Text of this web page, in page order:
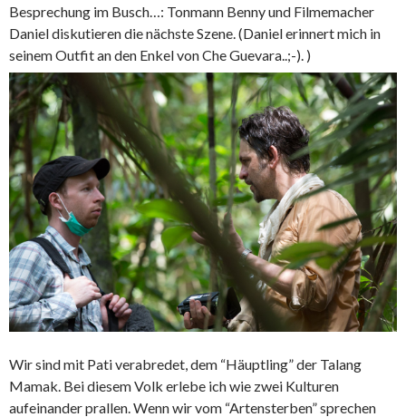
Besprechung im Busch…: Tonmann Benny und Filmemacher
Daniel diskutieren die nächste Szene. (Daniel erinnert mich in
seinem Outfit an den Enkel von Che Guevara..;-). )
Wir sind mit Pati verabredet, dem “Häuptling” der Talang
Mamak. Bei diesem Volk erlebe ich wie zwei Kulturen
aufeinander prallen. Wenn wir vom “Artensterben” sprechen